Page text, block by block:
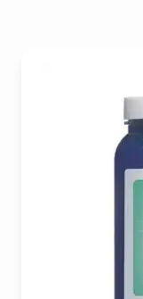
treatments
je salon een
zichtbaar